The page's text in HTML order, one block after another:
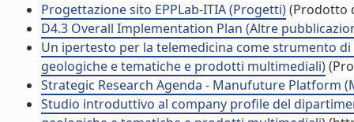
Progettazione sito EPPLab-ITIA (Progetti)(Prodotto
D4.3 Overall Implementation Plan (Altre
Un ipertesto per la telemedicina come strumento
geologiche e tematiche e prodotti multimediali)
Strategic Research Agenda - Manufuture Platform
Studio introduttivo al company profile del